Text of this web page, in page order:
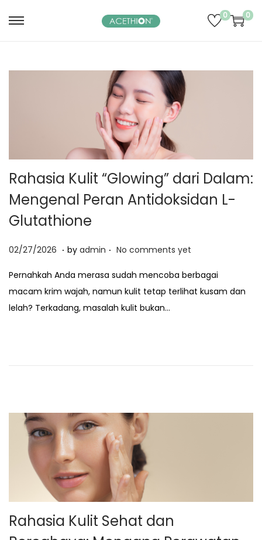
S
t
o
n
a
v
i
g
a
n
S
t
o
c
o
n
t
e
n
0 0
Rahasia Kulit “Glowing” dari Dalam:
Mengenal Peran Antidoksidan L-
Glutathione
P
s
t
e
02/27/2026 0
/
2
7
. by admin . No comments yet
Pernahkah Anda merasa sudah mencoba berbagai
macam krim wajah, namun kulit tetap terlihat kusam dan
lelah? Terkadang, masalah kulit bukan…
Rahasia Kulit Sehat dan